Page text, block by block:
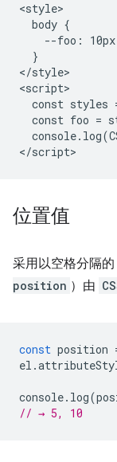
<style>
  body {
--foo:
  }
</style>
<script>
const styles
const foo =
位置值
采用以空格分隔
position ）由
const position
el .
console. log(
// → 5, 10